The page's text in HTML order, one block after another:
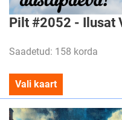
Pilt #2052 - Ilusat
Saadetud: 158 korda
Vali kaart